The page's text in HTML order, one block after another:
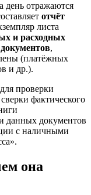
день отражаются
отчёт
листа
и расходных
,
(платёжных
и др.).
проверки
фактического
данных документов
с наличными
она